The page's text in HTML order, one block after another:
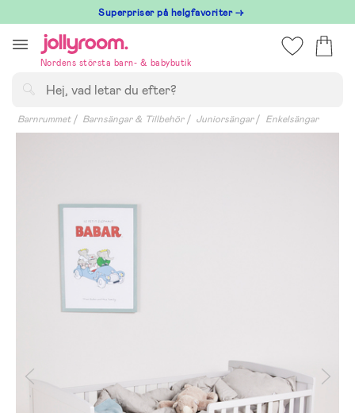
till
innehållet
Superpriser på helgfavoriter →
Nordens största barn- & babybutik
Barnrummet Barnsängar & Tillbehör Juniorsängar Enkelsängar